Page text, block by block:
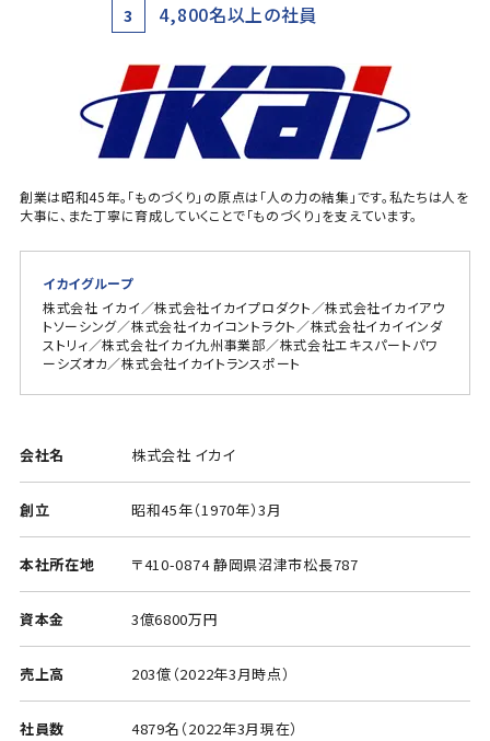
3 4,800名以上の社員
創業は昭和45年。「ものづくり」の原点は「人の力の結集」です。私たちは人を
大事に、また丁寧に育成していくことで「ものづくり」を支えています。
イカイグループ
株式会社 イカイ／株式会社イカイプロダクト／株式会社イカイアウ
トソーシング／株式会社イカイコントラクト／株式会社イカイインダ
ストリィ／株式会社イカイ九州事業部／株式会社エキスパートパワ
ーシズオカ／株式会社イカイトランスポート
会社名 株式会社 イカイ
創立 昭和45年（1970年）3月
本社所在地 〒410-0874 静岡県沼津市松長787
資本金 3億6800万円
売上高 203億（2022年3月時点）
社員数 4879名（2022年3月現在）